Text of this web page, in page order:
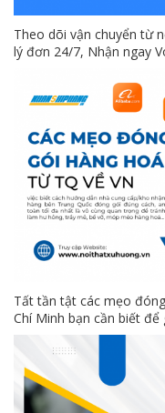
Theo dõi vận chuyển từ
lý đơn 24/7, Nhận ngay
Tất tần tật các mẹo
Chí Minh bạn cần biết